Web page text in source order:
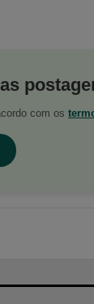
com os